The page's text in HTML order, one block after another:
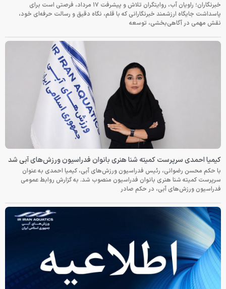
خبرنگاران؛ راویان آب، روایتگران تلاش و پیشرفت ۱۷ مرداد، فرصتی است برای
پاسداشت جایگاه ارزشمند خبرنگارانی که با قلم، نگاه دقیق و رسالت حرفه‌ای خود،
نقش مهمی در آگاهی‌بخشی، توسعه
کیمیا احمدی سرپرست کمیته شنا هنری بانوان فدراسیون ورزش‌های آبی شد
با حکم محسن رضوانی، رئیس فدراسیون ورزش‌های آبی، کیمیا احمدی به عنوان
سرپرست کمیته شنا هنری بانوان فدراسیون منصوب شد. به گزارش روابط عمومی
فدراسیون ورزش‌های آبی، در حکم صادر